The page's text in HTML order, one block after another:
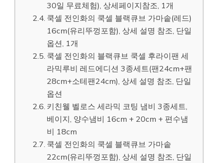
30일 무료체험), 상세페이지참조, 1개
쿡셀 전인화의 쿡셀 블랙큐브 가마솥(레드)
16cm(유리뚜껑포함), 상세 설명 참조, 단일
옵션, 1개
쿡셀 전인화의 블랙큐브 쿡셀 후라이팬 세
라믹루비 레드에디션 3종세트(팬24cm+팬
28cm+소테팬24cm), 상세 설명 참조, 단일
옵션
키친웰 벨로스 세라믹 코팅 냄비 3종세트,
베이지, 양수냄비 16cm + 20cm + 편수냄
비 18cm
쿡셀 전인화의 쿡셀 블랙큐브 가마솥
22cm(유리뚜껑포함), 상세 설명 참조, 단일